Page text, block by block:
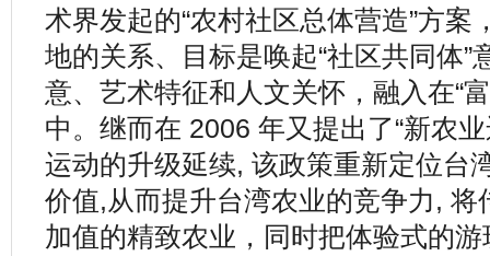
术界发起的“农村社区总体营造”方
地的关系、目标是唤起“社区共同体
意、艺术特征和人文关怀，融入在“
中。继而在 2006 年又提出了“新农
运动的升级延续, 该政策重新定位台
价值,从而提升台湾农业的竞争力, 将
加值的精致农业，同时把体验式的